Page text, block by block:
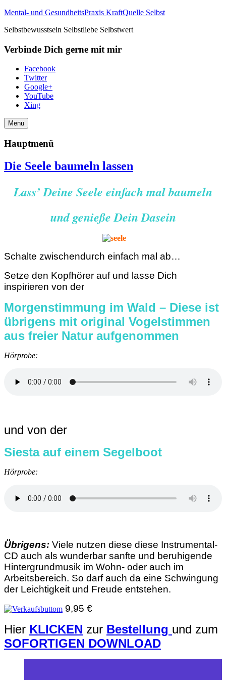
Mental- und GesundheitsPraxis KraftQuelle Selbst
Selbstbewusstsein Selbstliebe Selbstwert
Verbinde Dich gerne mit mir
Facebook
Twitter
Google+
YouTube
Xing
Menu
Hauptmenü
Die Seele baumeln lassen
Lass’ Deine Seele einfach mal baumeln
und genieße Dein Dasein
Schalte zwischendurch einfach mal ab…
Setze den Kopfhörer auf und lasse Dich
inspirieren von der
Morgenstimmung im Wald – Diese ist
übrigens mit original Vogelstimmen
aus freier Natur aufgenommen
Hörprobe:
und von der
Siesta auf einem Segelboot
Hörprobe:
Übrigens: Viele nutzen diese diese Instrumental-
CD auch als wunderbar sanfte und beruhigende
Hintergrundmusik im Wohn- oder auch im
Arbeitsbereich. So darf auch da eine Schwingung
der Leichtigkeit und Freude entstehen.
9,95 €
Hier KLICKEN zur Bestellung und zum
SOFORTIGEN DOWNLOAD